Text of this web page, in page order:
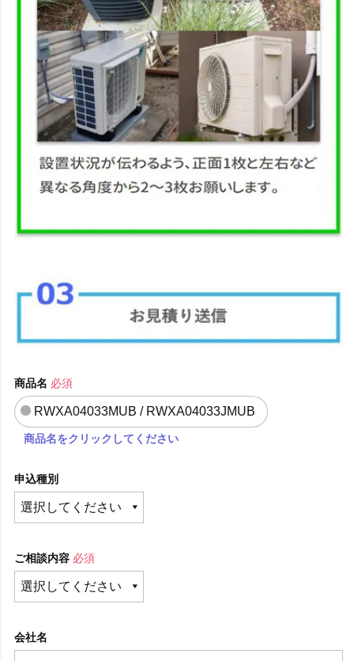
商品名 必須
RWXA04033MUB / RWXA04033JMUB
商品名をクリックしてください
申込種別
ご相談内容 必須
会社名